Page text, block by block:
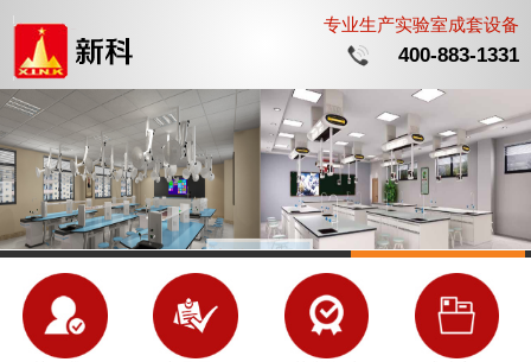
专业生产实验室成套设备
400-883-1331